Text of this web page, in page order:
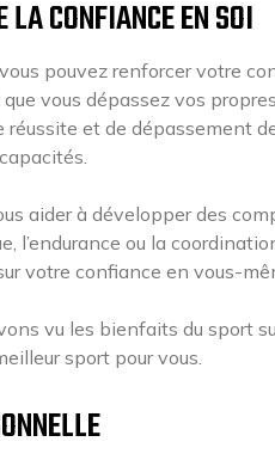
LA CONFIANCE EN SOI
pouvez renforcer votre
vous dépassez vos
réussite et de dépassement
aider à développer des
l’endurance ou la
votre confiance en vous-
vu les bienfaits du sport
sport pour vous.